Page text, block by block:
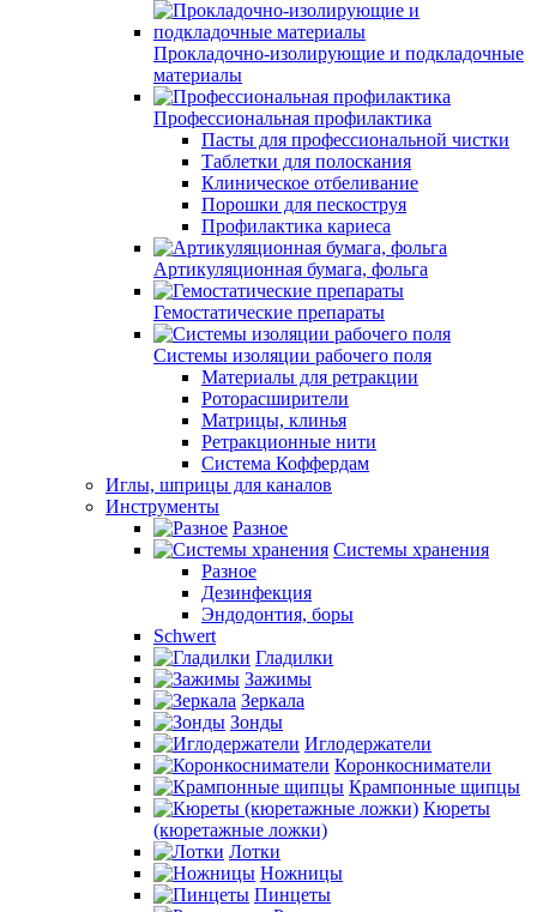
Прокладочно-изолирующие и подкладочные
материалы
Профессиональная профилактика
Пасты для профессиональной чистки
Таблетки для полоскания
Клиническое отбеливание
Порошки для пескоструя
Профилактика кариеса
Артикуляционная бумага, фольга
Гемостатические препараты
Системы изоляции рабочего поля
Материалы для ретракции
Роторасширители
Матрицы, клинья
Ретракционные нити
Система Коффердам
Иглы, шприцы для каналов
Инструменты
Разное
Системы хранения
Разное
Дезинфекция
Эндодонтия, боры
Schwert
Гладилки
Зажимы
Зеркала
Зонды
Иглодержатели
Коронкосниматели
Крампонные щипцы
Кюреты
(кюретажные ложки)
Лотки
Ножницы
Пинцеты